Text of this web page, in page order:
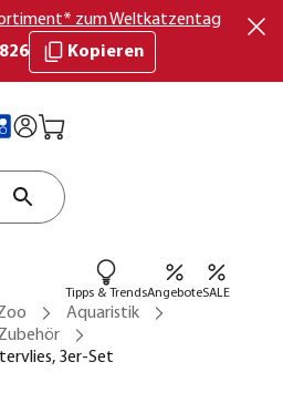
zum Weltkatzentag
Kopieren
Tipps & TrendsAngeboteSALE
Aquaristik
3er-Set